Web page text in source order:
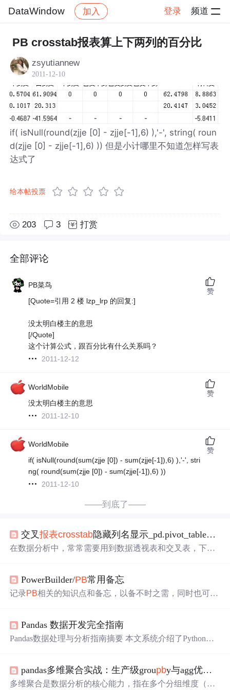
DataWindow 加入 登录 频道
社区 DataWindow 帖子详情
PB crosstab报表算上下两列的百分比
zsyutiannew
2011-12-10
if( isNull(round(zjje [0] - zjje[-1],6) ),'-', string( roun
d(zjje [0] - zjje[-1],6) )) 但是小计哪里不知道怎样写表
达式了
给本帖投票
203 3 打赏
全部评论
PB菜鸟
[Quote=引用 2 楼 lzp_lrp 的回复:]
没太明白楼主的意思
[/Quote]
这个计算公式，跟百分比有什么关系吗？
2011-12-12
赞
WorldMobile
没太明白楼主的意思
2011-12-10
赞
WorldMobile
if( isNull(round(sum(zjje [0]) - sum(zjje[-1]),6) ),'-', stri
ng( round(sum(zjje [0]) - sum(zjje[-1]),6) ))
2011-12-10
赞
——到底了——
交叉报表crosstab隐藏列名显示_pd.pivot_table与pd.
在数据分析中，常常需要用到数据透视表和交叉表，下面
视表用来做数据透视，可以通过一个或多个键分组聚合Dat
aFrame中的数据，通过aggfunc参数决定聚合类型，是grou
PowerBuilder/PB常用备忘
记录PB相关的知识点和备忘，以备不时之需，同时也可共
Pandas 数据开发完全指南
Pandas数据处理与分析指南摘要 本文系统介绍了Python数
构，支持表格型数据和时间序列处理，是数据清洗、分析
和可视化的利器 基础操作：详细讲解数据读取(CSV/Excel/
pandas多维聚合实战：生产级groupby与agg优化指南
多维聚合是数据分析的核心能力，指在多个分组维度（如